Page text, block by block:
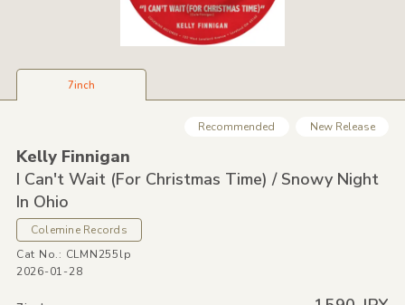
7inch
Recommended New Release
Kelly Finnigan
I Can't Wait (For Christmas Time) /Snowy Night
In Ohio
Colemine Records
Cat No.: CLMN255lp
2026-01-28